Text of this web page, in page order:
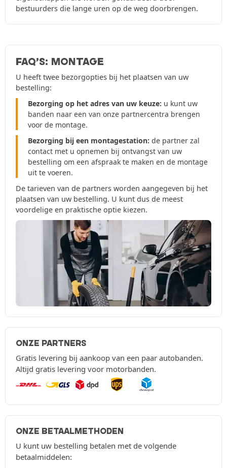
bestuurders die lange uren op de weg doorbrengen.
FAQ’S: MONTAGE
U heeft twee bezorgopties bij het plaatsen van uw
bestelling:
Bezorging op het adres van uw keuze: u kunt uw
banden naar een van onze partnercentra brengen
voor de montage.
Bezorging bij een montagestation: de partner zal
contact met u opnemen bij ontvangst van uw
bestelling om een afspraak te maken en de montage
uit te voeren.
De tarieven van de partners worden aangegeven bij het
plaatsen van uw bestelling. U kunt dus de meest
voordelige en praktische optie kiezen.
ONZE PARTNERS
Gratis levering bij aankoop van een paar autobanden.
Altijd gratis levering voor motorbanden.
ONZE BETAALMETHODEN
U kunt uw bestelling betalen met de volgende
betaalmiddelen: